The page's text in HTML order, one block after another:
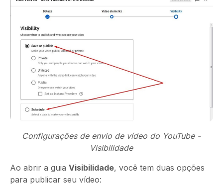
Configurações de envio de vídeo do YouTube -
Visibilidade
Ao abrir a guia Visibilidade, você tem duas opções
para publicar seu vídeo: